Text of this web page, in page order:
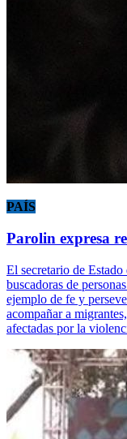
PAÍS
Parolin expresa
El secretario de
buscadoras de
ejemplo de fe y
acompañar a
afectadas por la